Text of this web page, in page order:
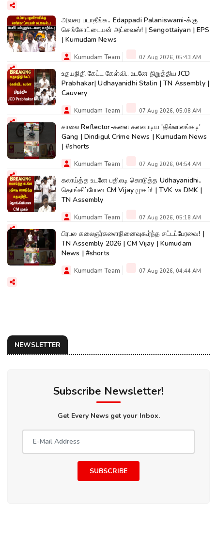
அவசர படாதீங்க.. Edappadi Palaniswami-க்கு
செங்கோட்டையன் அட்வைஸ்! | Sengottaiyan | EPS
| Kumudam News
Kumudam Team 07 Aug 2026, 05:43 AM
உதயநிதி கேட்ட கேள்வி.. உடனே நிறுத்திய JCD
Prabhakar| Udhayanidhi Stalin | TN Assembly |
Cauvery
Kumudam Team 07 Aug 2026, 05:08 AM
சாலை Reflector-களை களவாடிய 'தில்லாலங்கடி'
Gang | Dindigul Crime News | Kumudam News
| #shorts
Kumudam Team 07 Aug 2026, 04:54 AM
கலாய்த்த உடனே பதிலடி கொடுத்த Udhayanidhi..
தொங்கிப்போன CM Vijay முகம்! | TVK vs DMK |
TN Assembly
Kumudam Team 07 Aug 2026, 05:18 AM
பிரபல கலைஞர்களைநினைவுகூர்ந்த சட்டப்பேரவை! |
TN Assembly 2026 | CM Vijay | Kumudam
News | #shorts
Kumudam Team 07 Aug 2026, 04:44 AM
NEWSLETTER
Subscribe Newsletter!
Get Every News get your Inbox.
SUBSCRIBE